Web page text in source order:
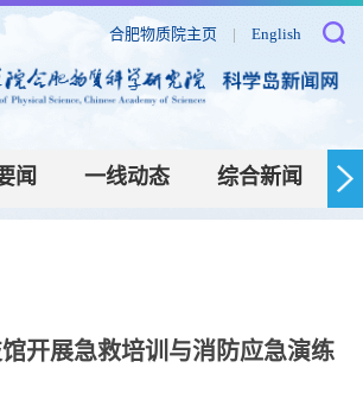
合肥物质院主页 | English
闻 一线动态 综合新闻
开展急救培训与消防应急演练